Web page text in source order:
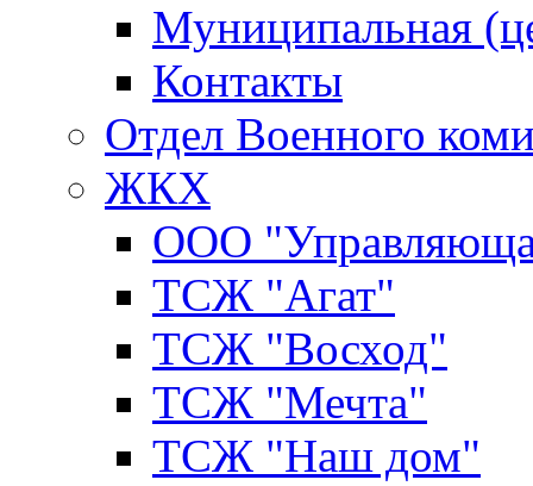
Муниципальная
Контакты
Отдел Военного
ЖКХ
ООО
ТСЖ "Агат"
ТСЖ "Восход"
ТСЖ "Мечта"
ТСЖ "Наш дом"